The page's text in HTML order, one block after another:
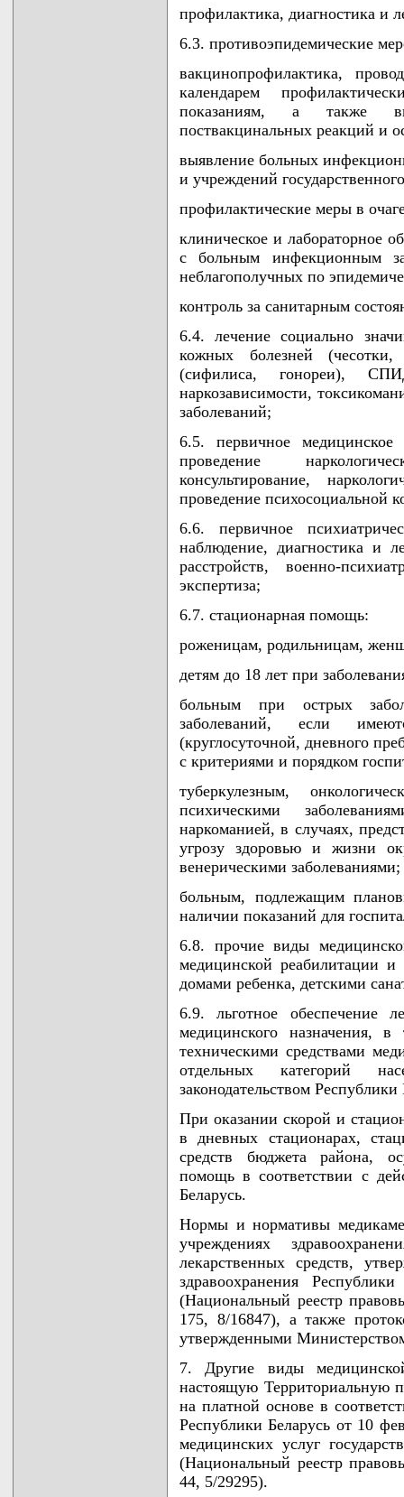
профилактика, диагностика и
6.3. противоэпидемические
вакцинопрофилактика,
календарем
показаниям, а также
поствакцинальных реакций и
выявление больных
и учреждений
профилактические меры в
клиническое и лабораторное
с больным инфекционным
неблагополучных по
контроль за санитарным
6.4. лечение социально
кожных болезней (чесотки,
(сифилиса, гонореи),
наркозависимости,
заболеваний;
6.5. первичное медицинское
проведение
консультирование,
проведение психосоциальной
6.6. первичное
наблюдение, диагностика и
расстройств, военно-
экспертиза;
6.7. стационарная помощь:
роженицам, родильницам,
детям до 18 лет при
больным при острых
заболеваний, если
(круглосуточной, дневного
с критериями и порядком
туберкулезным,
психическими
наркоманией, в случаях,
угрозу здоровью и жизни
венерическими заболеваниями;
больным, подлежащим
наличии показаний для
6.8. прочие виды
медицинской реабилитации и
домами ребенка, детскими
6.9. льготное обеспечение
медицинского назначения,
техническими средствами
отдельных категорий
законодательством Республики
При оказании скорой и
в дневных стационарах,
средств бюджета района,
помощь в соответствии с
Беларусь.
Нормы и нормативы
учреждениях
лекарственных средств,
здравоохранения
(Национальный реестр
175, 8/16847), а также
утвержденными
7. Другие виды
настоящую Территориальную
на платной основе в
Республики Беларусь от 10
медицинских услуг
(Национальный реестр
44, 5/29295).